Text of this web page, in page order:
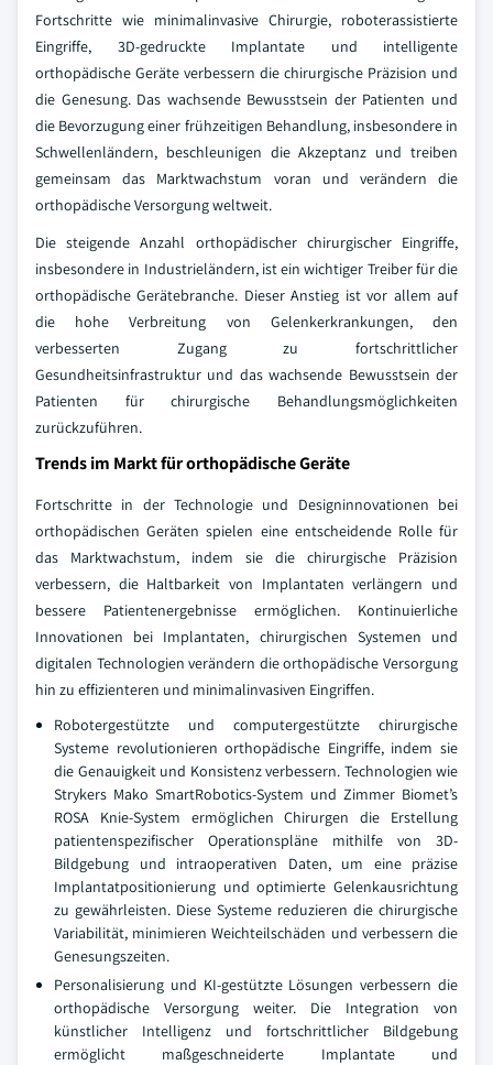
Fortschritte wie minimalinvasive Chirurgie, roboterassistierte
Eingriffe, 3D-gedruckte Implantate und intelligente
orthopädische Geräte verbessern die chirurgische Präzision und
die Genesung. Das wachsende Bewusstsein der Patienten und
die Bevorzugung einer frühzeitigen Behandlung, insbesondere in
Schwellenländern, beschleunigen die Akzeptanz und treiben
gemeinsam das Marktwachstum voran und verändern die
orthopädische Versorgung weltweit.
Die steigende Anzahl orthopädischer chirurgischer Eingriffe,
insbesondere in Industrieländern, ist ein wichtiger Treiber für die
orthopädische Gerätebranche. Dieser Anstieg ist vor allem auf
die hohe Verbreitung von Gelenkerkrankungen, den
verbesserten Zugang zu fortschrittlicher
Gesundheitsinfrastruktur und das wachsende Bewusstsein der
Patienten für chirurgische Behandlungsmöglichkeiten
zurückzuführen.
Trends im Markt für orthopädische Geräte
Fortschritte in der Technologie und Designinnovationen bei
orthopädischen Geräten spielen eine entscheidende Rolle für
das Marktwachstum, indem sie die chirurgische Präzision
verbessern, die Haltbarkeit von Implantaten verlängern und
bessere Patientenergebnisse ermöglichen. Kontinuierliche
Innovationen bei Implantaten, chirurgischen Systemen und
digitalen Technologien verändern die orthopädische Versorgung
hin zu effizienteren und minimalinvasiven Eingriffen.
Robotergestützte und computergestützte chirurgische
Systeme revolutionieren orthopädische Eingriffe, indem sie
die Genauigkeit und Konsistenz verbessern. Technologien wie
Strykers Mako SmartRobotics-System und Zimmer Biomet’s
ROSA Knie-System ermöglichen Chirurgen die Erstellung
patientenspezifischer Operationspläne mithilfe von 3D-
Bildgebung und intraoperativen Daten, um eine präzise
Implantatpositionierung und optimierte Gelenkausrichtung
zu gewährleisten. Diese Systeme reduzieren die chirurgische
Variabilität, minimieren Weichteilschäden und verbessern die
Genesungszeiten.
Personalisierung und KI-gestützte Lösungen verbessern die
orthopädische Versorgung weiter. Die Integration von
künstlicher Intelligenz und fortschrittlicher Bildgebung
ermöglicht maßgeschneiderte Implantate und